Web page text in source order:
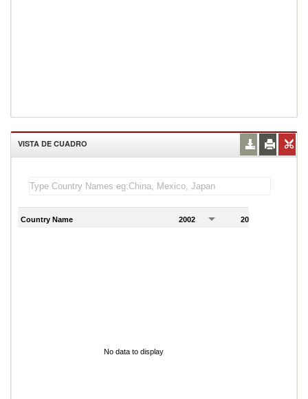
VISTA DE CUADRO
Country Name 2002 2003
No data to display